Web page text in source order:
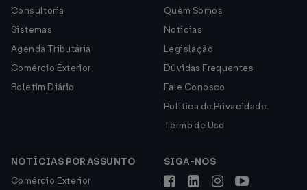
Consultoria
Sistemas
Agenda Tributária
Comércio Exterior
Boletim Diário
Quem Somos
Notícias
Legislação
Dúvidas Frequentes
Fale Conosco
Política de Privacidade
Termo de Uso
NOTÍCIAS POR ASSUNTO
Comércio Exterior
SIGA-NOS